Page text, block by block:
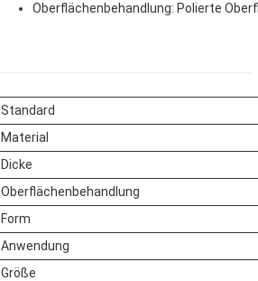
Oberflächenbehandlung: Polierte
Standard
Material
Dicke
Oberflächenbehandlung
Form
Anwendung
Größe